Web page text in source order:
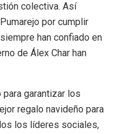
colectiva. Así
por cumplir
han confiado en
de Álex Char han
garantizar los
regalo navideño para
los líderes sociales,